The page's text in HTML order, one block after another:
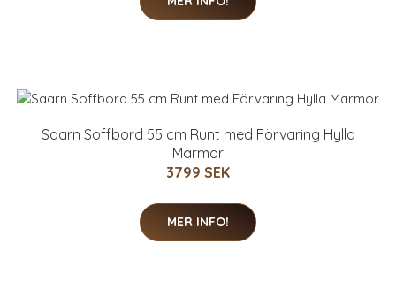
Saarn Soffbord 55 cm Runt med Förvaring Hylla
Marmor
3799 SEK
MER INFO!